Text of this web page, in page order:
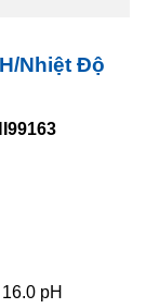
Nhiệt Độ
pH